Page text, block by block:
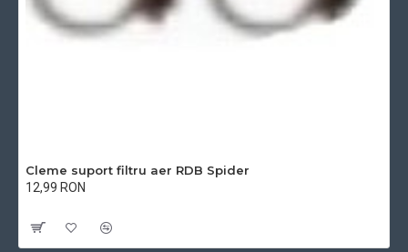
Cleme suport filtru aer RDB Spider
12,99 RON